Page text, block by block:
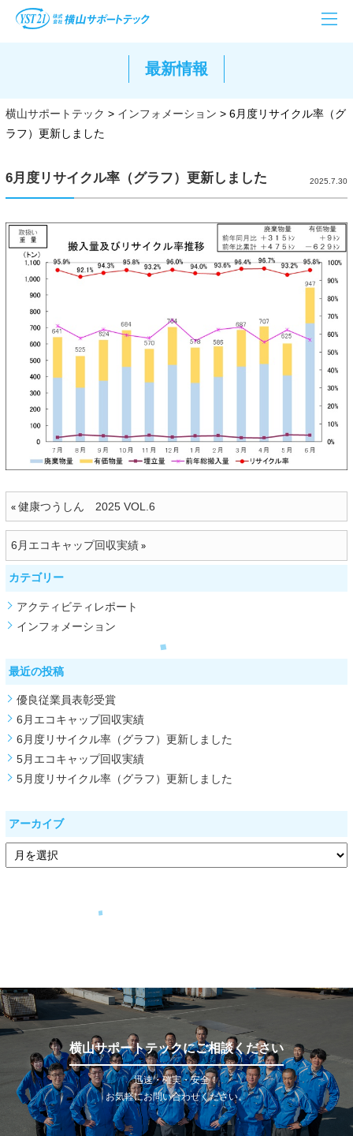
最新情報
横山サポートテック > インフォメーション > 6月度リサイクル率（グ
ラフ）更新しました
6月度リサイクル率（グラフ）更新しました 2025.7.30
« 健康つうしん 2025 VOL.6
6月エコキャップ回収実績»
カテゴリー
アクティビティレポート
インフォメーション
最近の投稿
優良従業員表彰受賞
6月エコキャップ回収実績
6月度リサイクル率（グラフ）更新しました
5月エコキャップ回収実績
5月度リサイクル率（グラフ）更新しました
アーカイブ
横山サポートテックにご相談ください
迅速・確実・安全！
お気軽にお問い合わせください。